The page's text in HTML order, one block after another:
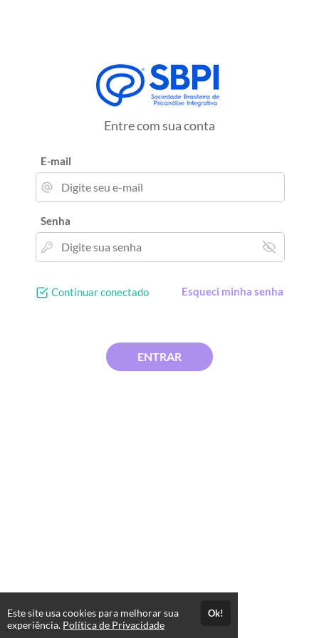
Entre com sua conta
E-mail
Senha
Continuar conectado Esqueci minha senha
ENTRAR
Este site usa cookies para melhorar sua
experiência. Política de Privacidade
Ok!